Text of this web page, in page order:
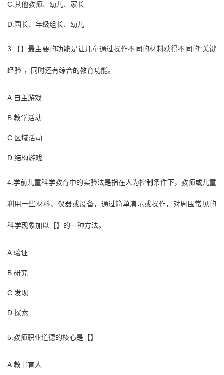
C.其他教师、幼儿、家长
D.园长、年级组长、幼儿
3.【】最主要的功能是让儿童通过操作不同的材料获得不同的“关键
经验”，同时还有综合的教育功能。
A.自主游戏
B.教学活动
C.区域活动
D.结构游戏
4.学前儿童科学教育中的实验法是指在人为控制条件下，教师或儿童
利用一些材料、仪器或设备，通过简单演示或操作，对周围常见的
科学现象加以【】的一种方法。
A.验证
B.研究
C.发现
D.探索
5.教师职业道德的核心是【】
A.教书育人